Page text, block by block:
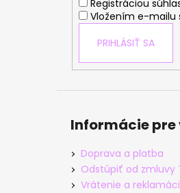
Registráciou
Vložením e-mailu
PRIHLÁSIŤ SA
Informácie pre
Doprava a platba
Odstúpiť od zmluvy
Vrátenie a